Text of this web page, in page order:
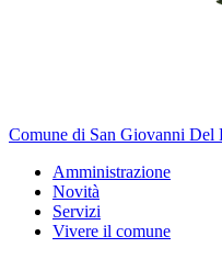
Comune di San Giovanni Del
Amministrazione
Novità
Servizi
Vivere il comune